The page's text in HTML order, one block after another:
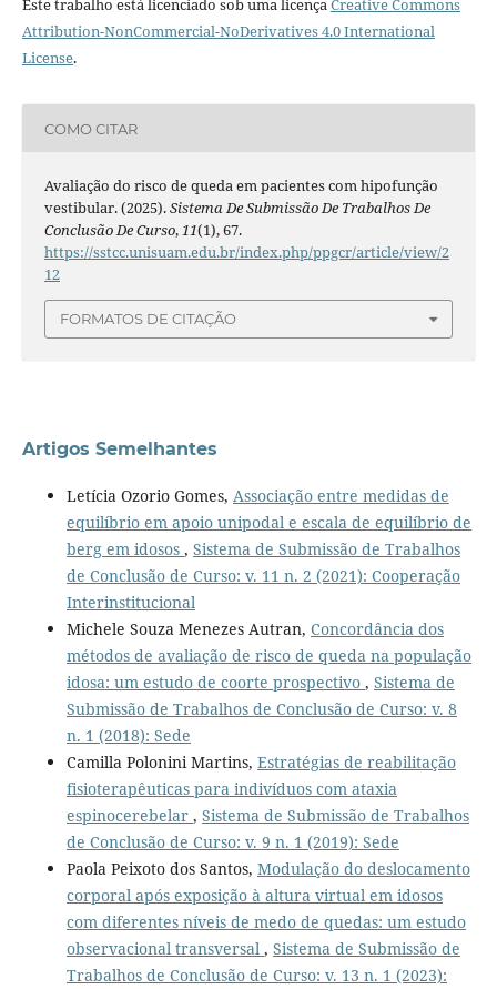
Este trabalho está licenciado sob uma licençaCreative Commons
Attribution-NonCommercial-NoDerivatives 4.0 International
License.
COMO CITAR
Avaliação do risco de queda em pacientes com hipofunção
vestibular. (2025).Sistema De Submissão De Trabalhos De
Conclusão De Curso,11(1), 67.
https://sstcc.unisuam.edu.br/index.php/ppgcr/article/view/2
12
FORMATOS DE CITAÇÃO
Artigos Semelhantes
Letícia Ozorio Gomes, Associação entre medidas de
equilíbrio em apoio unipodal e escala de equilíbrio de
berg em idosos , Sistema de Submissão de Trabalhos
de Conclusão de Curso: v. 11 n. 2 (2021): Cooperação
Interinstitucional
Michele Souza Menezes Autran, Concordância dos
métodos de avaliação de risco de queda na população
idosa: um estudo de coorte prospectivo , Sistema de
Submissão de Trabalhos de Conclusão de Curso: v. 8
n. 1 (2018): Sede
Camilla Polonini Martins, Estratégias de reabilitação
fisioterapêuticas para indivíduos com ataxia
espinocerebelar , Sistema de Submissão de Trabalhos
de Conclusão de Curso: v. 9 n. 1 (2019): Sede
Paola Peixoto dos Santos, Modulação do deslocamento
corporal após exposição à altura virtual em idosos
com diferentes níveis de medo de quedas: um estudo
observacional transversal , Sistema de Submissão de
Trabalhos de Conclusão de Curso: v. 13 n. 1 (2023):